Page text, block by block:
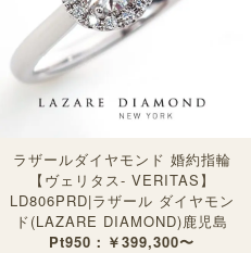
ラザールダイヤモンド 婚約指輪
【ヴェリタス- VERITAS】
LD806PRD|ラザール ダイヤモン
ド(LAZARE DIAMOND)鹿児島
Pt950：￥399,300〜